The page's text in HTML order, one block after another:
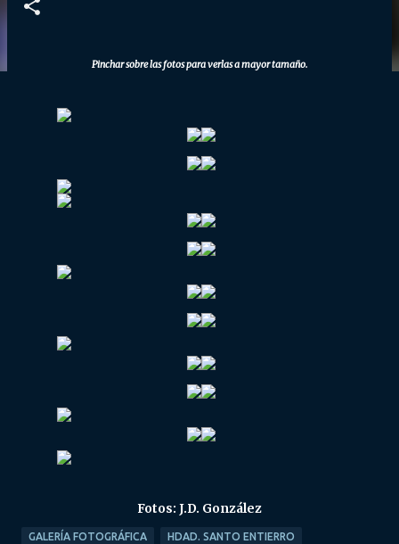
Pinchar sobre las fotos para verlas a mayor tamaño.
Fotos: J.D. González
GALERÍA FOTOGRÁFICA HDAD. SANTO ENTIERRO